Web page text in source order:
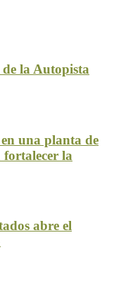
la Autopista
una planta de
la
abre el